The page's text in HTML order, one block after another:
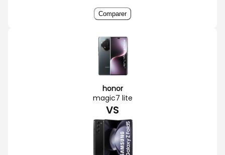
Comparer
honor
magic7 lite
VS